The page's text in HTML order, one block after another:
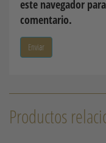
este navegador
comentario.
Productos